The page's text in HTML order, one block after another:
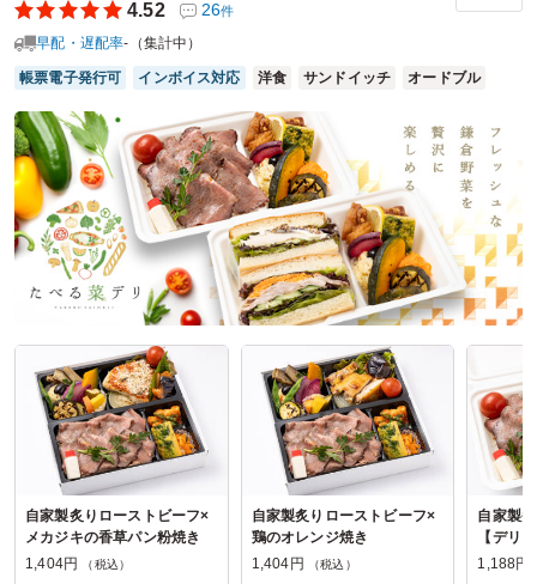
理がうまくできておらず未発注だったことが判明。いろいろ
調べて電話で問い合わせをしたところ、受注を受けてくださ
り大変に助かりました。男性スタッフには少しボリューム感
「特選若鶏大葉チーズかつ重」「ヘルシー豆腐ハンバーグの
ロコモコ弁当」「粗挽きハンバーグのロコモコ弁当」の3種
類を注文しました。また何かイベントがある際には利用させ
ていただきたいと思いました。
ご利用シーン：イベント運営›イベントスタッフ
参加者の年齢：20代～30代 男女比：男性多め
神奈川県横浜市瀬谷区阿久和西2026/03/12
にくとごはんの口コミをもっと見る
4.52
26件
早配・遅配率-（集計中）
帳票電子発行可 インボイス対応 洋食 サンドイッチ オードブル
自家製炙りローストビーフ×
メカジキの香草パン粉焼き
1,404円
（税込）
自家製炙りローストビーフ×
鶏のオレンジ焼き
1,404円
（税込）
自家製
【デリ
1,188円